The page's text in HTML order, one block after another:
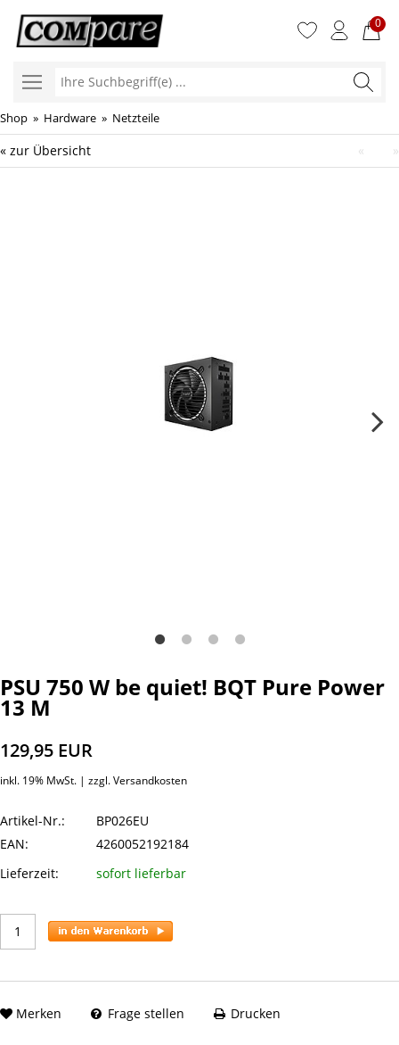
0
Ihre
Shop » Hardware » Netzteile
« zur Übersicht « »
PSU 750 W be quiet! BQT Pure Power
13 M
129,95 EUR
inkl. 19% MwSt. | zzgl. Versandkosten
Artikel-Nr.:
BP026EU
EAN:
4260052192184
Lieferzeit:
sofort lieferbar
Merken Frage stellen Drucken